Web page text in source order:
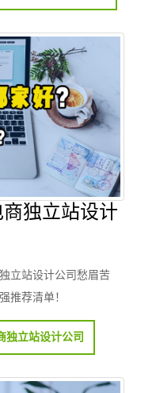
独立站设计
立站设计公司愁眉苦
推荐清单！
独立站设计公司